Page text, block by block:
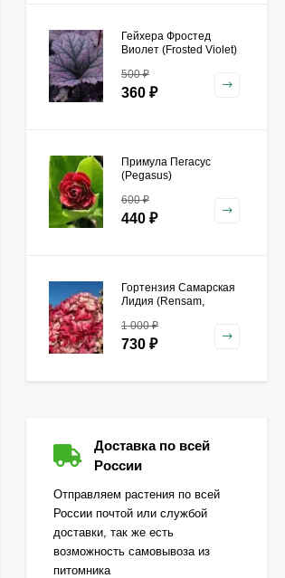
Гейхера Фростед
Виолет (Frosted Violet)
500₽
360 ₽
Примула Пегасус
(Pegasus)
600₽
440 ₽
Гортензия Самарская
Лидия (Rensam,
метельчатая
1 000₽
730 ₽
500₽
360
Гортензия Лаймлайт
(Limelight) метельчатая
Доставка по всей
России
Отправляем растения по всей
России почтой или службой
доставки, так же есть
возможность самовывоза из
питомника